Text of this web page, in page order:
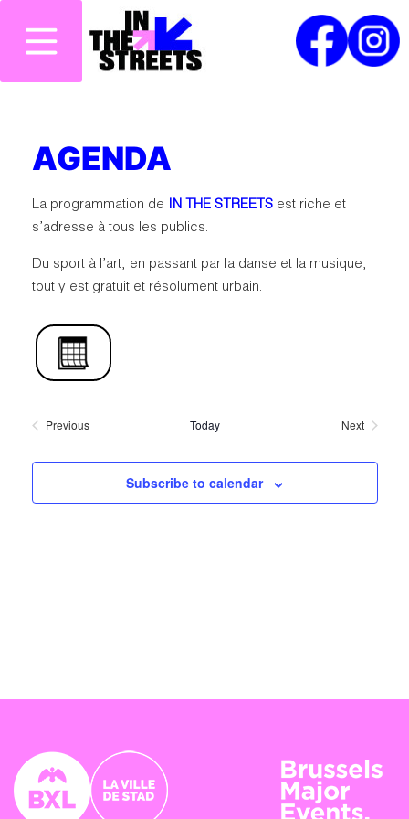
AGENDA
La programmation de IN THE STREETSest riche et
s’adresse à tous les publics.
Du sport à l’art, en passant par la danse et la musique,
tout y est gratuit et résolument urbain.
Select
Previous
Today
Next
Subscribe to calendar